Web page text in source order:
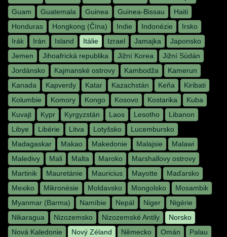
Guam
Guatemala Guinea Guinea-Bissau
Haiti
Honduras
Hongkong (Čína) Indie Indonézie
Irsko
Irák
Irán Island Itálie Izrael Jamajka
Japonsko
Jemen
Jihoafrická republika Jižní Korea
Jižní Súdán
Jordánsko
Kajmanské ostrovy Kambodža
Kamerun
Kanada
Kapverdy Katar Kazachstán Keňa
Kiribati
Kolumbie
Komory Kongo Kosovo Kostarika
Kuba
Kuvajt
Kypr Kyrgyzstán Laos Lesotho
Libanon
Libye
Libérie Litva Lotyšsko
Lucembursko
Madagaskar
Makao Makedonie Malajsie
Malawi
Maledivy
Mali Malta Maroko
Marshallovy ostrovy
Martinik
Mauretánie Mauricius Mayotte
Maďarsko
Mexiko
Mikronésie Moldavsko Mongolsko
Mosambik
Myanmar (Barma)
Namíbie Nepál Niger
Nigérie
Nikaragua
Nizozemsko Nizozemské Antily
Norsko
Nová Kaledonie
Nový Zéland Německo Omán
Palau